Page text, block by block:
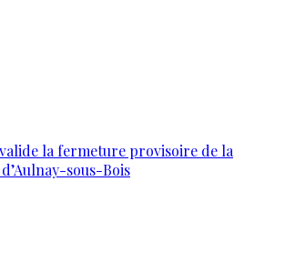
la fermeture provisoire de la
sous-Bois